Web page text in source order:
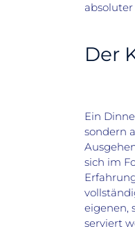
Der
Ein
sondern
sich im
eigenen,
serviert